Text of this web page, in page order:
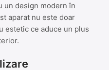
un design modern în
aparat nu este doar
estetic ce aduce un plus